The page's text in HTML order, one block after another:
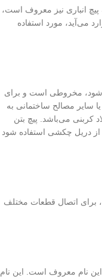
انباری نیز معروف است،
مى‌آید، مورد استفاده
شود، مخروطی است و برای
سایر مصالح ساختمانی به
کربنی می‌باشد. پیچ بتن
دریل چکشی استفاده شود
برای اتصال قطعات مختلف
این نام معروف است. این نام